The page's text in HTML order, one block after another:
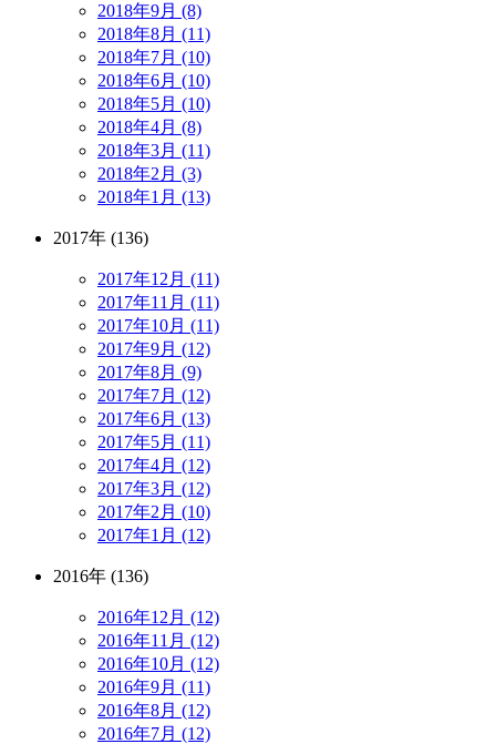
2018年9月 (8)
2018年8月 (11)
2018年7月 (10)
2018年6月 (10)
2018年5月 (10)
2018年4月 (8)
2018年3月 (11)
2018年2月 (3)
2018年1月 (13)
2017年 (136)
2017年12月 (11)
2017年11月 (11)
2017年10月 (11)
2017年9月 (12)
2017年8月 (9)
2017年7月 (12)
2017年6月 (13)
2017年5月 (11)
2017年4月 (12)
2017年3月 (12)
2017年2月 (10)
2017年1月 (12)
2016年 (136)
2016年12月 (12)
2016年11月 (12)
2016年10月 (12)
2016年9月 (11)
2016年8月 (12)
2016年7月 (12)